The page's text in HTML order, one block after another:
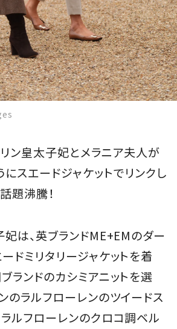
ン皇太子妃とメラニア夫人が
スエードジャケットでリンクし
題沸騰！
は、英ブランドME+EMのダー
ドミリタリージャケットを着
ランドのカシミアニットを選
のラルフローレンのツイードス
ルフローレンのクロコ調ベル